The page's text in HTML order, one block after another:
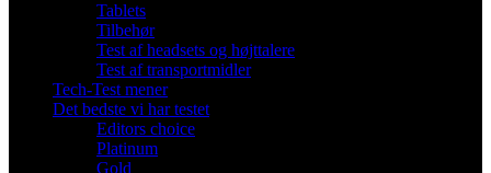
Tablets
Tilbehør
Test af headsets og højttalere
Test af transportmidler
Tech-Test mener
Det bedste vi har testet
Editors choice
Platinum
Gold